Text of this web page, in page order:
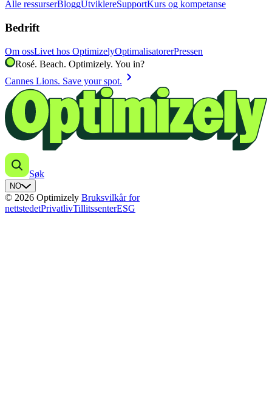
Alle ressurserBloggUtviklereSupportKurs og kompetanse
Bedrift
Om ossLivet hos OptimizelyOptimalisatorerPressen
Rosé. Beach. Optimizely. You in?
Cannes Lions. Save your spot. chevron_right
Søk
NO
© 2026 Optimizely Bruksvilkår for
nettstedetPrivatlivTillitssenterESG